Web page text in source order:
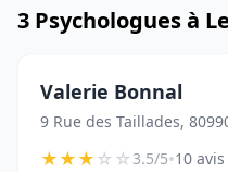
3 Psychologues à
Valerie Bonnal
9 Rue des Taillades,
★★★☆☆3.5/5•10 avis